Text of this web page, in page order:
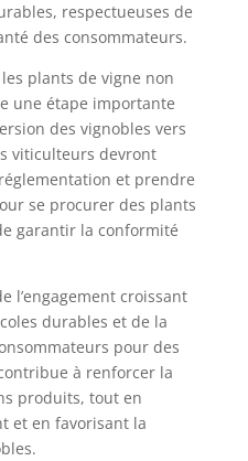
respectueuses de
des consommateurs.
plants de vigne non
une étape importante
des vignobles vers
viticulteurs devront
et prendre
se procurer des plants
garantir la conformité
l’engagement croissant
durables et de la
pour des
à renforcer la
produits, tout en
et en favorisant la